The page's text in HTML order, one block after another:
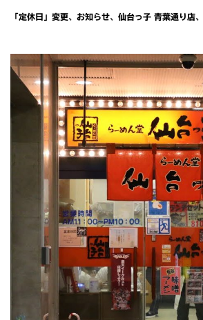
「定休日」変更、 お知らせ、 仙台っ子 青葉通り店、